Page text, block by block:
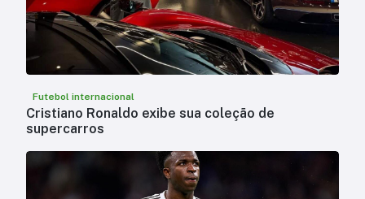
Futebol internacional
Cristiano Ronaldo exibe sua coleção de
supercarros